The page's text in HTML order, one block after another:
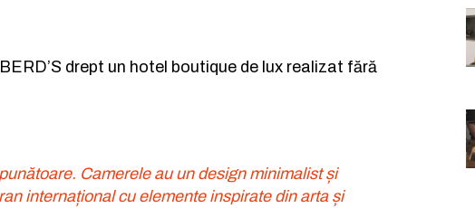
Rămâi conectat la lumea
drept un hotel boutique de lux realizat fără
Camerele au un design minimalist și
internațional cu elemente inspirate din arta și